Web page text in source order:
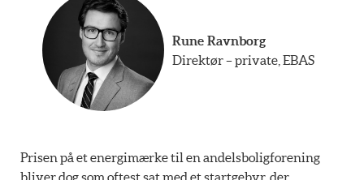
Rune Ravnborg
Direktør – private, EBAS
Prisen på et energimærke til en andelsboligforening
bliver dog som oftest sat med et startgebyr, der